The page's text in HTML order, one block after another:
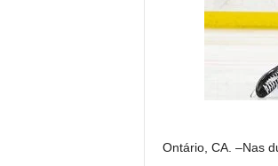
Ontário, CA. –Nas